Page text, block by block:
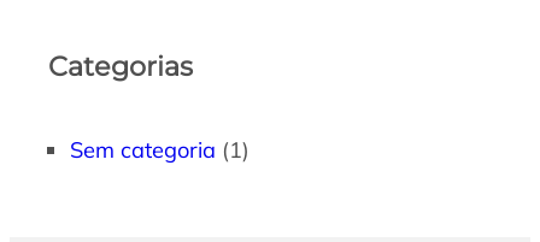
Categorias
Sem categoria (1)